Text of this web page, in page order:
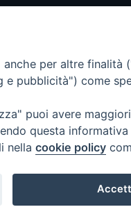
per altre finalità
e pubblicità") come
puoi avere
questa informativa
nella cookie policy